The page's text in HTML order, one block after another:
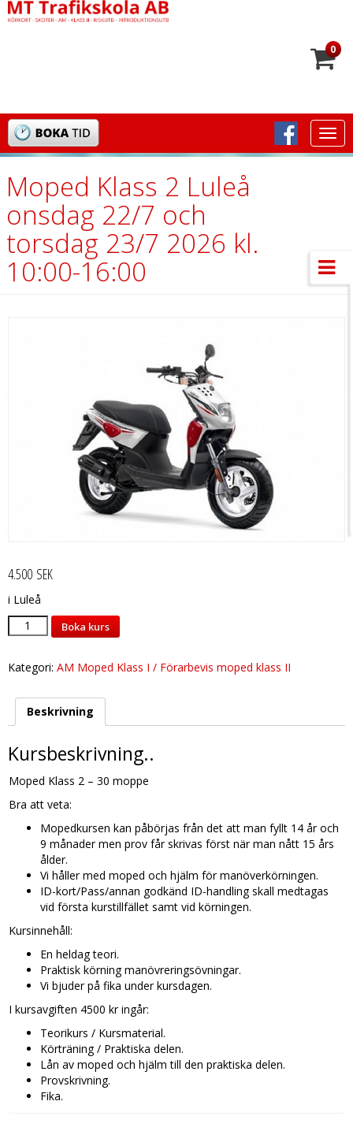
0
Moped Klass 2 Luleå
onsdag 22/7 och
torsdag 23/7 2026 kl.
10:00-16:00
4.500 SEK
i Luleå
Moped
Klass
Luleå
22/7
23/7
2026
kl.
16:00
mängd
Boka kurs
Kategori: AM Moped Klass I / Förarbevis moped klass II
Beskrivning
Kursbeskrivning..
Moped Klass 2 – 30 moppe
Bra att veta:
Mopedkursen kan påbörjas från det att man fyllt 14 år och
9 månader men prov får skrivas först när man nått 15 års
ålder.
Vi håller med moped och hjälm för manöverkörningen.
ID-kort/Pass/annan godkänd ID-handling skall medtagas
vid första kurstillfället samt vid körningen.
Kursinnehåll:
En heldag teori.
Praktisk körning manövreringsövningar.
Vi bjuder på fika under kursdagen.
I kursavgiften 4500 kr ingår:
Teorikurs / Kursmaterial.
Körträning / Praktiska delen.
Lån av moped och hjälm till den praktiska delen.
Provskrivning.
Fika.